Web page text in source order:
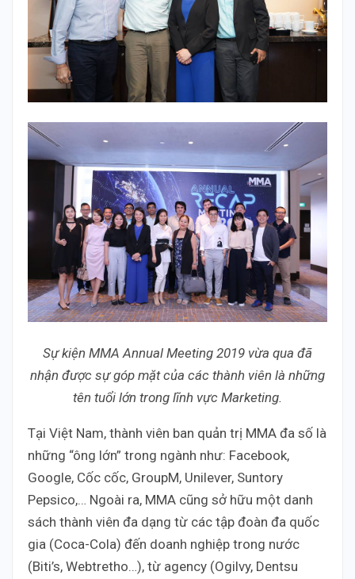
Sự kiện MMA Annual Meeting 2019 vừa qua đã
nhận được sự góp mặt của các thành viên là những
tên tuổi lớn trong lĩnh vực Marketing.
Tại Việt Nam, thành viên ban quản trị MMA đa số là
những “ông lớn” trong ngành như: Facebook,
Google, Cốc cốc, GroupM, Unilever, Suntory
Pepsico,… Ngoài ra, MMA cũng sở hữu một danh
sách thành viên đa dạng từ các tập đoàn đa quốc
gia (Coca-Cola) đến doanh nghiệp trong nước
(Biti’s, Webtretho…), từ agency (Ogilvy, Dentsu